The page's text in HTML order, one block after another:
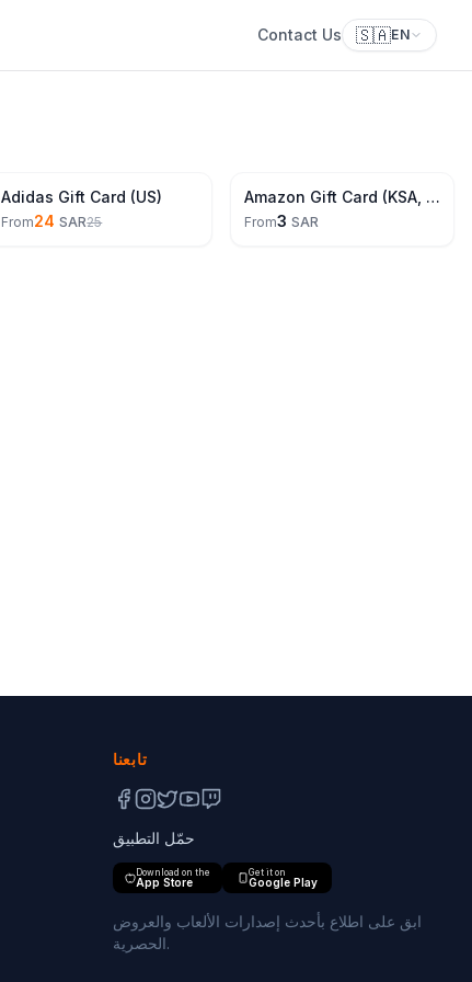
Contact Us 🇸🇦EN
5% Off
Adidas Gift Card (US)
From24 SAR25
Amazon Gift Card (KSA, EG, UAE)
From3 SAR
تابعنا
حمّل التطبيق
Download on the
App Store
Get it on
Google Play
ابق على اطلاع بأحدث إصدارات الألعاب والعروض
الحصرية.